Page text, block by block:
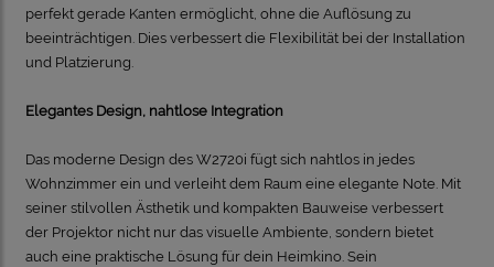
perfekt gerade Kanten ermöglicht, ohne die Auflösung zu
beeinträchtigen. Dies verbessert die Flexibilität bei der Installation
und Platzierung.
Elegantes Design, nahtlose Integration
Das moderne Design des W2720i fügt sich nahtlos in jedes
Wohnzimmer ein und verleiht dem Raum eine elegante Note. Mit
seiner stilvollen Ästhetik und kompakten Bauweise verbessert
der Projektor nicht nur das visuelle Ambiente, sondern bietet
auch eine praktische Lösung für dein Heimkino. Sein